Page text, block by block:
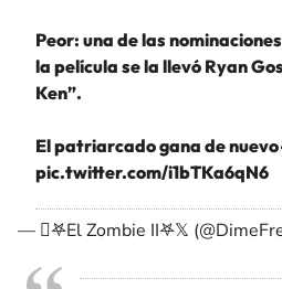
Peor: una de las
la película se la llevó Ryan
Ken”.
El patriarcado gana de
pic.twitter.com/i1bTKa6qN6
— 𖤐El Zombie II𖤐𝕏